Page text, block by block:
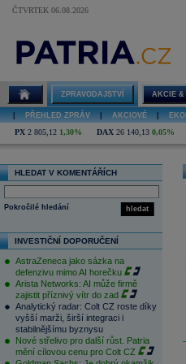
ČTVRTEK 06.08.2026
ZPRAVODAJSTVÍ AKCIE &
PŘEHLED ZPRÁV AKCIOVÉ
PX 2 805,12 1,30% DAX 26 140,13 0,05%
HLEDAT V KOMENTÁŘÍCH
hledat
Pokročilé hledání
INVESTIČNÍ DOPORUČENÍ
AstraZeneca jako sázka na
defenzivu mimo AI horečku
Arista Networks: AI může firmě
zajistit příznivý vítr do zad
Analytický radar: Colt CZ roste díky
vyšší marži, širší integraci i
stabilnějšímu byznysu
Nové střelivo pro další růst. Patria
mění cílovou cenu pro Colt CZ